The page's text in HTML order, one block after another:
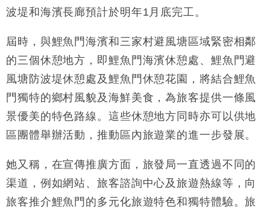
波堤和海濱長廊預計於明年1月底完工。
屆時，與鯉魚門海濱和三家村避風塘區域緊密相鄰
的三個休憩地方，即鯉魚門海濱休憩處、鯉魚門避
風塘防波堤休憩處及鯉魚門休憩花園，將結合鯉魚
門獨特的鄉村風貌及海鮮美食，為旅客提供一條風
景優美的特色路線。這些休憩地方同時亦可以供地
區團體舉辦活動，推動區內旅遊業的進一步發展。
她又稱，在宣傳推廣方面，旅發局一直透過不同的
渠道，例如網站、旅客諮詢中心及旅遊熱線等，向
旅客推介鯉魚門的多元化旅遊特色和獨特體驗。旅